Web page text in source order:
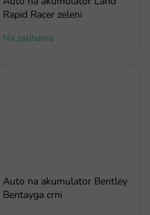
Rapid Racer zeleni
Na zalihama
Auto na akumulator Bentley
Bentayga crni